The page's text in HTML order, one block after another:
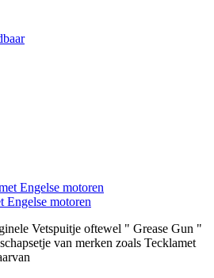
Engelse motoren
Vetspuitje oftewel " Grease Gun "
van merken zoals Tecklamet